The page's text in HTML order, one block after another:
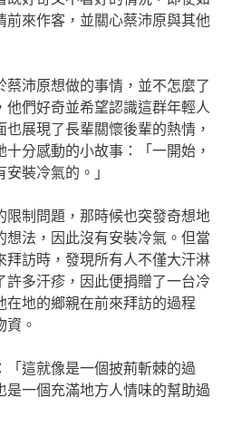
前來作客，並關心蔡沛原與其他
蔡沛原想做的事情，並不怎麼了
他們好奇並希望認識這群年輕人
展現了長輩關懷後輩的熱情，
分感動的小故事：「一開始，
裝冷氣的。」
限制問題，那時候也突發奇想地
想法，因此沒有安裝冷氣。但當
拜訪時，發現所有人不僅大汗淋
許多汗疹，因此便捐贈了一台冷
在地的鄉親在前來拜訪的過程
資。
「這就像是一個披荊斬棘的過
是一個充滿地方人情味的幫助過